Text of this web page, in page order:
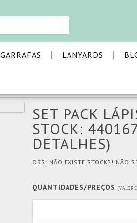
GARRAFAS | LANYARDS |
SET PACK
STOCK: 440167
DETALHES)
OBS: NÃO EXISTE STOCK?! NÃO
QUANTIDADES/PREÇOS